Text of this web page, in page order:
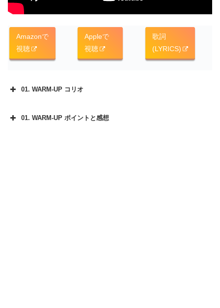
Amazonで
視聴
Appleで
視聴
歌詞
(LYRICS)
01. WARM-UP コリオ
01. WARM-UP ポイントと感想